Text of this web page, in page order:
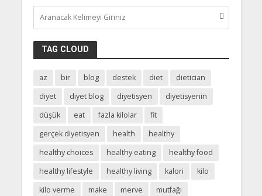
TAG CLOUD
az bir blog destek diet
dietician
diyet
diyet blog diyetisyen
diyetisyenin
düşük
eat fazla kilolar
fit
gerçek diyetisyen
health
healthy
healthy choices
healthy eating
healthy food
healthy lifestyle
healthy living kalori
kilo
kilo verme
make merve
mutfağı